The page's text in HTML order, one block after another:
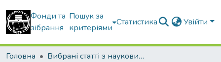
Фонди та
зібрання
Пошук за
критеріями
Статистика Увійти
Головна
Вибрані статті з наукових збірників КНУБА